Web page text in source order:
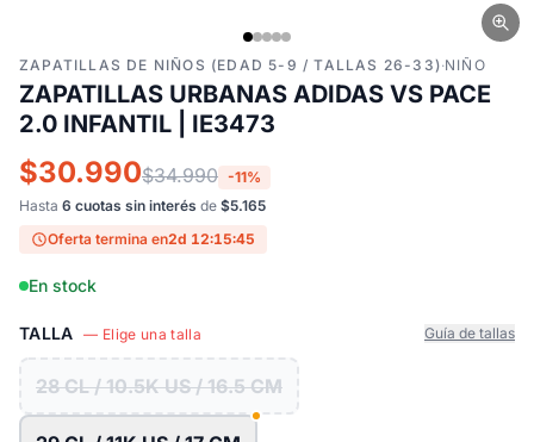
ZAPATILLAS DE NIÑOS (EDAD 5-9 / TALLAS 26-33)·NIÑO
ZAPATILLAS URBANAS ADIDAS VS PACE
2.0 INFANTIL | IE3473
$30.990$34.990 -11%
Hasta 6 cuotas sin interés de $5.165
Oferta termina en2d 12:15:44
En stock
TALLA — Elige una talla Guía de tallas
28 CL / 10.5K US / 16.5 CM